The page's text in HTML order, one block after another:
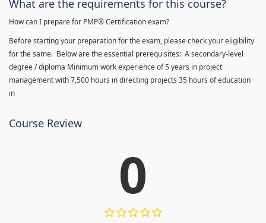
What are the requirements for this course?
How can I prepare for PMP® Certification exam?
Before starting your preparation for the exam, please check your eligibility
for the same. Below are the essential prerequisites: A secondary-level
degree / diploma Minimum work experience of 5 years in project
management with 7,500 hours in directing projects 35 hours of education
in
Course Review
0